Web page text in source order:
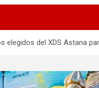
elegidos del XDS Astana